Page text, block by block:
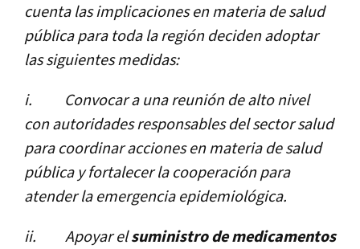
cuenta las implicaciones en materia de salud
pública para toda la región deciden adoptar
las siguientes medidas:
i.
Convocar a una reunión de alto nivel
con autoridades responsables del sector salud
para coordinar acciones en materia de salud
pública y fortalecer la cooperación para
atender la emergencia epidemiológica.
ii.
Apoyar elsuministro de medicamentos